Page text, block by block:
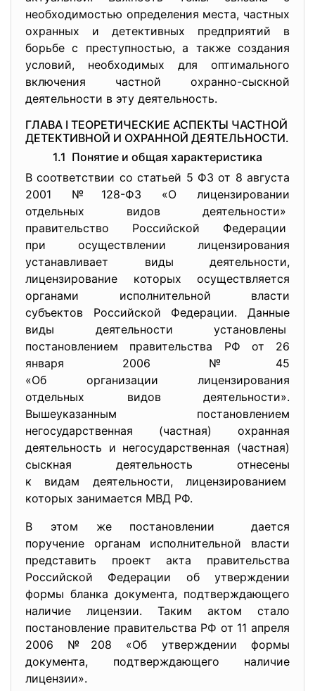
необходимостью определения места, частных
охранных и детективных предприятий в
борьбе с преступностью, а также создания
условий, необходимых для оптимального
включения частной охранно-сыскной
деятельности в эту деятельность.
ГЛАВА I ТЕОРЕТИЧЕСКИЕ АСПЕКТЫ ЧАСТНОЙ
ДЕТЕКТИВНОЙ И ОХРАННОЙ ДЕЯТЕЛЬНОСТИ.
1.1 Понятие и общая характеристика
В соответствии со статьей 5 ФЗ от 8 августа
2001 №128-ФЗ «О лицензировании
отдельных видов деятельности»
правительство Российской Федерации
при осуществлении лицензирования
устанавливает виды деятельности,
лицензирование которых осуществляется
органами исполнительной власти
субъектов Российской Федерации. Данные
виды деятельности установлены
постановлением правительства РФ от 26
января 2006 №45
«Об организации лицензирования
отдельных видов деятельности».
Вышеуказанным постановлением
негосударственная (частная) охранная
деятельность и негосударственная (частная)
сыскная деятельность отнесены
к видам деятельности, лицензированием
которых занимается МВД РФ.
В этом же постановлении дается
поручение органам исполнительной власти
представить проект акта правительства
Российской Федерации об утверждении
формы бланка документа, подтверждающего
наличие лицензии. Таким актом стало
постановление правительства РФ от 11 апреля
2006 №208 «Об утверждении формы
документа, подтверждающего наличие
лицензии».